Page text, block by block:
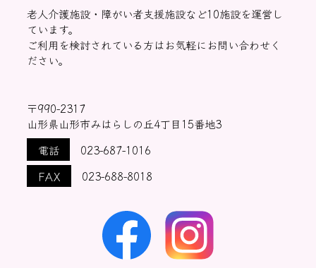
老人介護施設・障がい者支援施設など10施設を運営し
ています。
ご利用を検討されている方はお気軽にお問い合わせく
ださい。
〒990-2317
山形県山形市みはらしの丘4丁目15番地3
電話
023-687-1016
FAX
023-688-8018